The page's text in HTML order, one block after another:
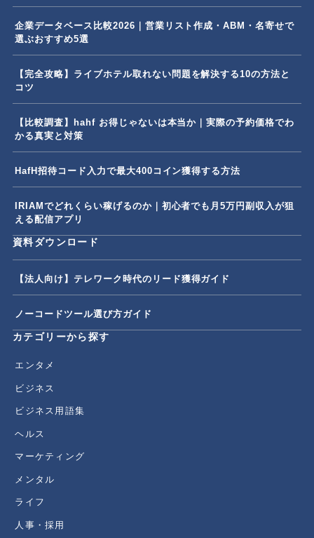
企業データベース比較2026｜営業リスト作成・ABM・名寄せで
選ぶおすすめ5選
【完全攻略】ライブホテル取れない問題を解決する10の方法と
コツ
【比較調査】hahf お得じゃないは本当か｜実際の予約価格でわ
かる真実と対策
HafH招待コード入力で最大400コイン獲得する方法
IRIAMでどれくらい稼げるのか｜初心者でも月5万円副収入が狙
える配信アプリ
資料ダウンロード
【法人向け】テレワーク時代のリード獲得ガイド
ノーコードツール選び方ガイド
カテゴリーから探す
エンタメ
ビジネス
ビジネス用語集
ヘルス
マーケティング
メンタル
ライフ
人事・採用